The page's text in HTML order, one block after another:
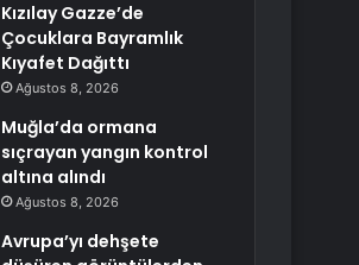
Kızılay Gazze’de
Çocuklara Bayramlık
Kıyafet Dağıttı
Ağustos 8, 2026
Muğla’da ormana
sıçrayan yangın kontrol
altına alındı
Ağustos 8, 2026
Avrupa’yı dehşete